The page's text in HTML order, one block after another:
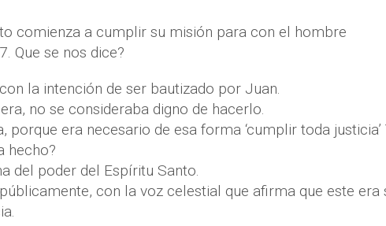
comienza a cumplir su misión para con el hombre
Que se nos dice?
la intención de ser bautizado por Juan.
no se consideraba digno de hacerlo.
porque era necesario de esa forma ‘cumplir toda justicia’
hecho?
del poder del Espíritu Santo.
con la voz celestial que afirma que este era